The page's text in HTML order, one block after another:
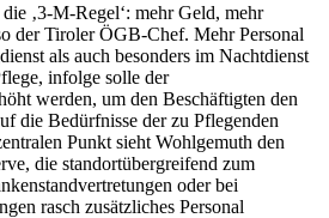
‚3-M-Regel‘: mehr Geld, mehr
der Tiroler ÖGB-Chef. Mehr Personal
als auch besonders im Nachtdienst
infolge solle der
werden, um den Beschäftigten den
die Bedürfnisse der zu Pflegenden
Punkt sieht Wohlgemuth den
die standortübergreifend zum
oder bei
rasch zusätzliches Personal